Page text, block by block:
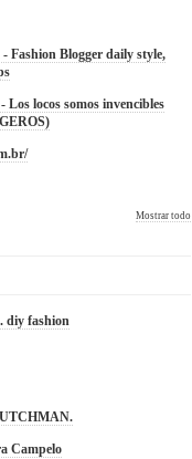
- Fashion Blogger daily style,
Los locos somos invencibles
Mostrar todo
diy fashion
Campelo